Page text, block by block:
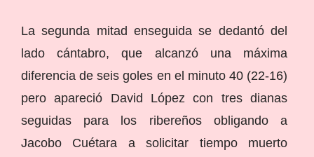
La segunda mitad enseguida se dedantó del
lado cántabro, que alcanzó una máxima
diferencia de seis goles en el minuto 40 (22-16)
pero apareció David López con tres dianas
seguidas para los ribereños obligando a
Jacobo Cuétara a solicitar tiempo muerto